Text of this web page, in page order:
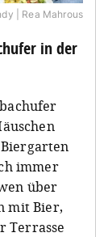
| Rea Mahrous
in der
immer
über
mit Bier,
Terrasse